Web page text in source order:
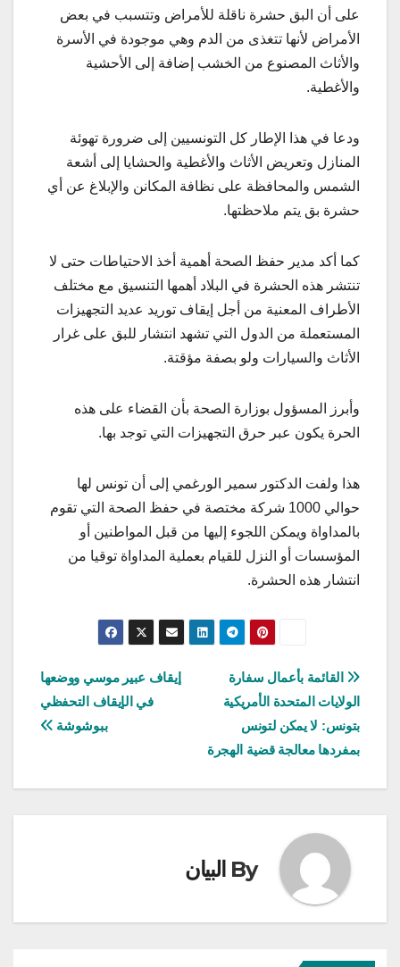
على أن البق حشرة ناقلة للأمراض وتتسبب في بعض
الأمراض لأنها تتغذى من الدم وهي موجودة في الأسرة
والأثاث المصنوع من الخشب إضافة إلى الأحشية
والأغطية.
ودعا في هذا الإطار كل التونسيين إلى ضرورة تهوئة
المنازل وتعريض الأثاث والأغطية والحشايا إلى أشعة
الشمس والمحافظة على نظافة المكانن والإبلاغ عن أي
حشرة بق يتم ملاحظتها.
كما أكد مدير حفظ الصحة أهمية أخذ الاحتياطات حتى لا
تنتشر هذه الحشرة في البلاد أهمها التنسيق مع مختلف
الأطراف المعنية من أجل إيقاف توريد عديد التجهيزات
المستعملة من الدول التي تشهد انتشار للبق على غرار
الأثاث والسيارات ولو بصفة مؤقتة.
وأبرز المسؤول بوزارة الصحة بأن القضاء على هذه
الحرة يكون عبر حرق التجهيزات التي توجد بها.
هذا ولفت الدكتور سمير الورغمي إلى أن تونس لها
حوالي 1000 شركة مختصة في حفظ الصحة التي تقوم
بالمداواة ويمكن اللجوء إليها من قبل المواطنين أو
المؤسسات أو النزل للقيام بعملية المداواة توقيا من
انتشار هذه الحشرة.
تصفّح
المقالات
إيقاف عبير موسي ووضعها
في الإيقاف التحفظي
ببوشوشة
القائمة بأعمال سفارة
الولايات المتحدة الأمريكية
بتونس: لا يمكن لتونس
بمفردها معالجة قضية الهجرة
By البيان